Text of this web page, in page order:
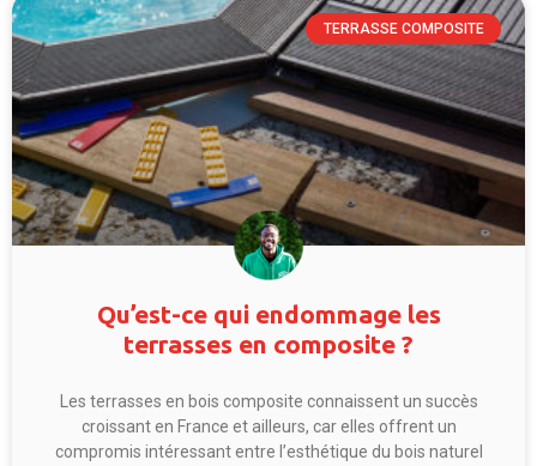
TERRASSE COMPOSITE
Qu’est-ce qui endommage les
terrasses en composite ?
Les terrasses en bois composite connaissent un succès
croissant en France et ailleurs, car elles offrent un
compromis intéressant entre l’esthétique du bois naturel